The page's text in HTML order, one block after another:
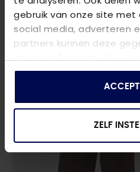
gebruik van onze site
social media, adverteren
partners kunnen deze
andere informatie die u
die ze hebben verzameld
ZELF